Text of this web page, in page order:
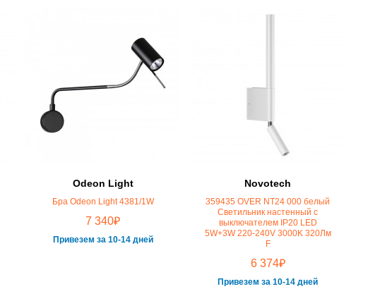
Odeon Light
Бра Odeon Light 4381/1W
7 340₽
Привезем за 10-14 дней
Novotech
359435 OVER NT24 000 белый
Светильник настенный с
выключателем IP20 LED
5W+3W 220-240V 3000K 320Лм
F
6 374₽
Привезем за 10-14 дней